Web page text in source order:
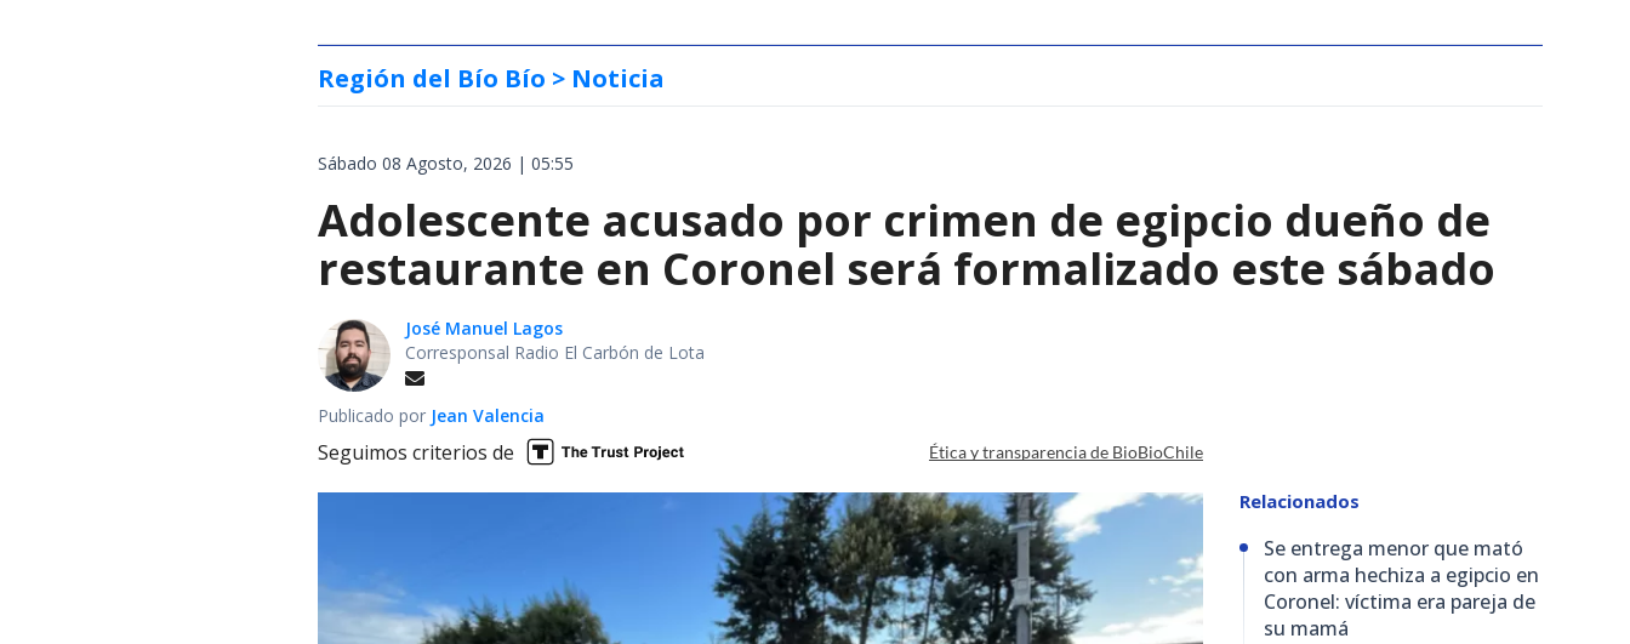
Región del Bío Bío > Noticia
Sábado 08 Agosto, 2026 | 05:55
Adolescente acusado por crimen de egipcio dueño de
restaurante en Coronel será formalizado este sábado
José Manuel Lagos
Corresponsal Radio El Carbón de Lota
Publicado por Jean Valencia
Seguimos criterios de Ética y transparencia de BioBioChile
Relacionados
Se entrega menor que mató
con arma hechiza a egipcio en
Coronel: víctima era pareja de
su mamá